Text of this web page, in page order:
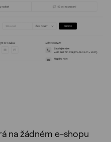
na žádném e-shopu